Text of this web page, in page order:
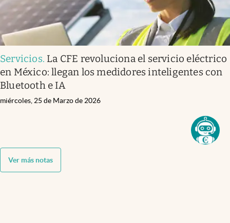
Servicios. La CFE revoluciona el servicio eléctrico
en México: llegan los medidores inteligentes con
Bluetooth e IA
miércoles, 25 de Marzo de 2026
Ver más notas